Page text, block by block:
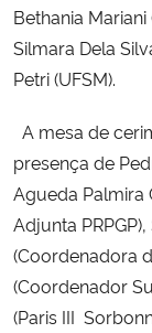
Bethania Mariani
Silmara Dela
Petri (UFSM).
A mesa de
presença de
Agueda Palmira
Adjunta
(Coordenadora
(Coordenador
(Paris III 